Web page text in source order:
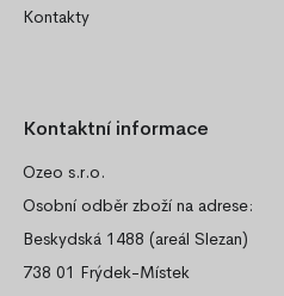
Kontakty
Kontaktní informace
Ozeo s.r.o.
Osobní odběr zboží na adrese:
Beskydská 1488 (areál Slezan)
738 01 Frýdek-Místek